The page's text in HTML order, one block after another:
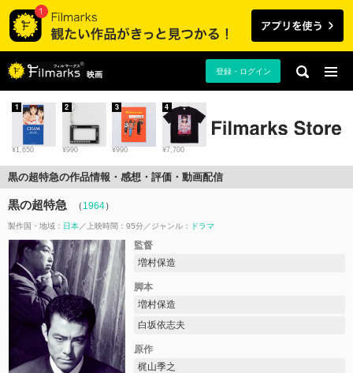
映画 登録・ログイン
¥1,650
1
¥990
2
¥990
3
¥7,700
4
黒の超特急の作品情報・感想・評価・動画配信
黒の超特急 （ 1964）
製作国・地域： 日本 上映時間：95分 ジャンル： ドラマ
監督
増村保造
脚本
増村保造
白坂依志夫
原作
梶山季之